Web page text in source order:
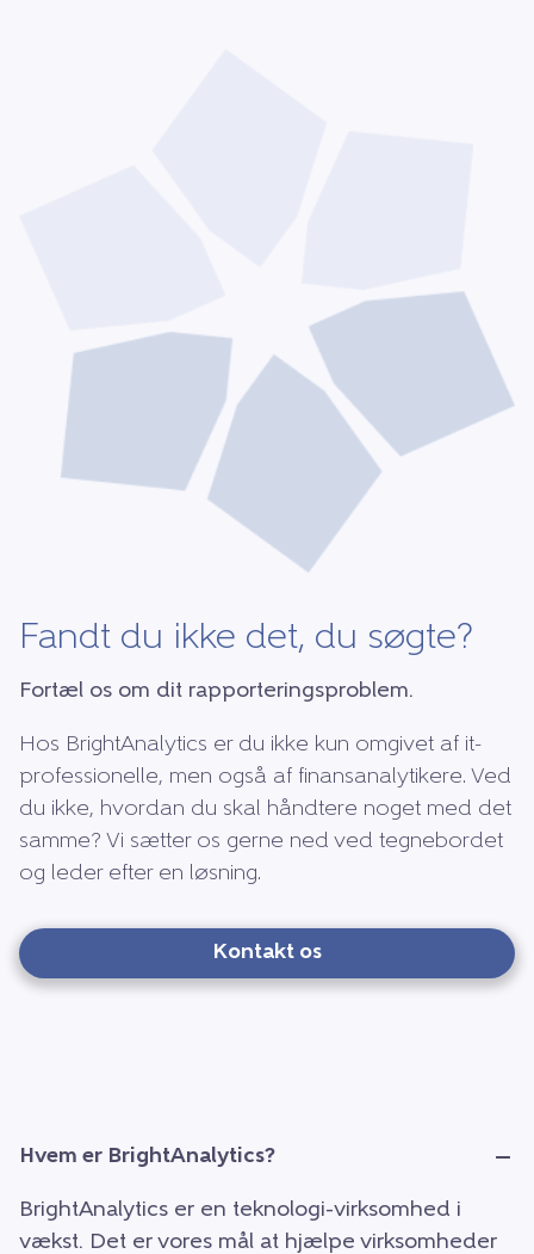
Fandt du ikke det, du søgte?
Fortæl os om dit rapporteringsproblem.
Hos BrightAnalytics er du ikke kun omgivet af it-
professionelle, men også af finansanalytikere. Ved
du ikke, hvordan du skal håndtere noget med det
samme? Vi sætter os gerne ned ved tegnebordet
og leder efter en løsning.
Kontakt os
Hvem er BrightAnalytics?
BrightAnalytics er en teknologi-virksomhed i
vækst. Det er vores mål at hjælpe virksomheder